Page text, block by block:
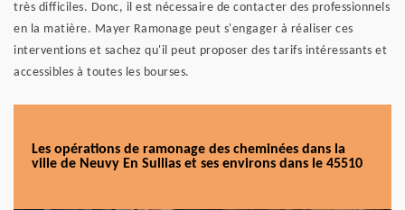
très difficiles. Donc, il est nécessaire de contacter des professionnels
en la matière. Mayer Ramonage peut s'engager à réaliser ces
interventions et sachez qu'il peut proposer des tarifs intéressants et
accessibles à toutes les bourses.
Les opérations de ramonage des cheminées dans la
ville de Neuvy En Sullias et ses environs dans le 45510